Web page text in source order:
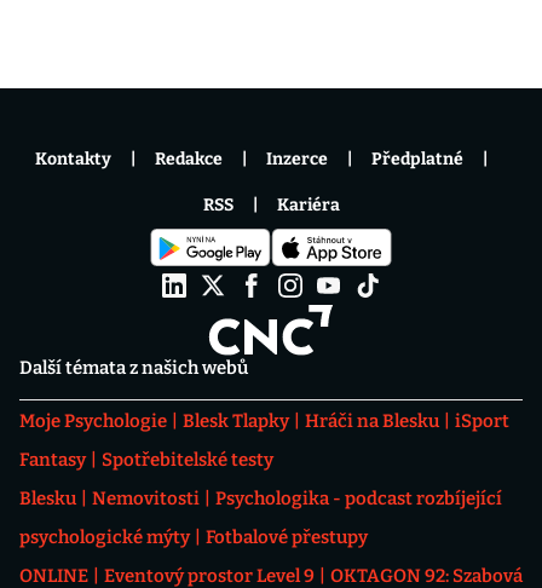
Další témata z našich webů
Moje Psychologie Blesk Tlapky Hráči na Blesku
iSport
Fantasy
Spotřebitelské testy
Blesku
Nemovitosti
Psychologika - podcast rozbíjející
psychologické mýty
Fotbalové přestupy
ONLINE
Eventový prostor Level 9
OKTAGON 92: Szabová
Kontakty Redakce Inzerce Předplatné
RSS Kariéra